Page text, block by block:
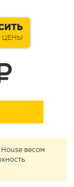
ЦЕНЫ
весом